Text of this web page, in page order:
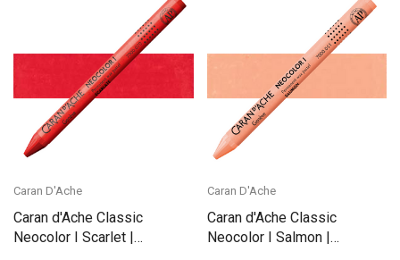
Caran D'Ache
Caran d'Ache Classic
Neocolor I Scarlet |
Caran D'Ache
Caran d'Ache Classic
Neocolor I Salmon |